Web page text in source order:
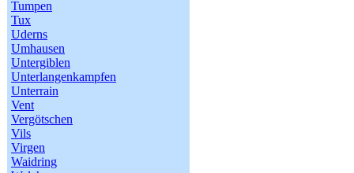
Tumpen
Tux
Uderns
Umhausen
Untergiblen
Unterlangenkampfen
Unterrain
Vent
Vergötschen
Vils
Virgen
Waidring